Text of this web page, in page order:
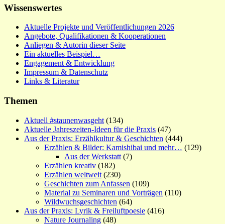
Wissenswertes
Aktuelle Projekte und Veröffentlichungen 2026
Angebote, Qualifikationen & Kooperationen
Anliegen & Autorin dieser Seite
Ein aktuelles Beispiel…
Engagement & Entwicklung
Impressum & Datenschutz
Links & Literatur
Themen
Aktuell #staunenwasgeht (134)
Aktuelle Jahreszeiten-Ideen für die Praxis (47)
Aus der Praxis: Erzählkultur & Geschichten (444)
Erzählen & Bilder: Kamishibai und mehr… (129)
Aus der Werkstatt (7)
Erzählen kreativ (182)
Erzählen weltweit (230)
Geschichten zum Anfassen (109)
Material zu Seminaren und Vorträgen (110)
Wildwuchsgeschichten (64)
Aus der Praxis: Lyrik & Freiluftpoesie (416)
Nature Journaling (48)